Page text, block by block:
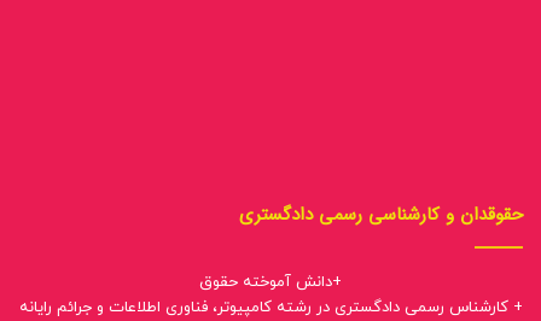
حقوقدان و کارشناسی رسمی دادگستری
+دانش آموخته حقوق
+ کارشناس رسمی دادگستری در رشته کامپیوتر، فناوری اطلاعات و جرائم رایانه